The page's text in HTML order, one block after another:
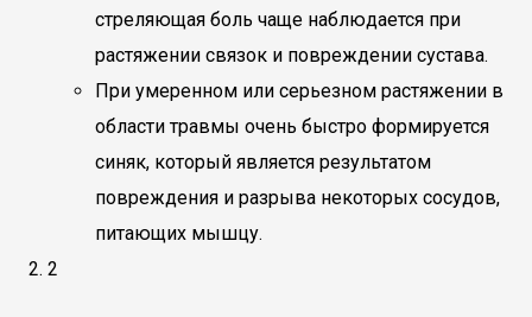
стреляющая боль чаще наблюдается при
растяжении связок и повреждении сустава.
При умеренном или серьезном растяжении в
области травмы очень быстро формируется
синяк, который является результатом
повреждения и разрыва некоторых сосудов,
питающих мышцу.
2